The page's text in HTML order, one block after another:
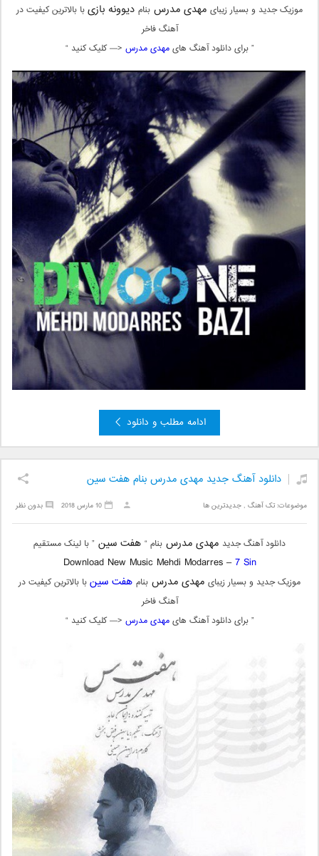
موزیک جدید و بسیار زیبای مهدی مدرس بنام دیوونه بازیبا بالاترین کیفیت در
آهنگ فاخر
” برای دانلود آهنگ هایمهدی مدرس <— کلیک کنید “
ادامه مطلب و دانلود
دانلود آهنگ جدید مهدی مدرس بنام هفت سین
موضوعات:تک آهنگ ,جدیدترین ها بدون نظر 10 مارس 2018
دانلود آهنگ جدید مهدی مدرس بنام “ هفت سین ” با لینک مستقیم
Download New Music Mehdi Modarres –7 Sin
موزیک جدید و بسیار زیبای مهدی مدرس بنام هفت سینبا بالاترین کیفیت در
آهنگ فاخر
” برای دانلود آهنگ هایمهدی مدرس <— کلیک کنید “